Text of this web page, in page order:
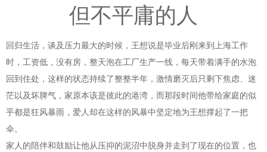
但不平庸的人
回归生活，谈及压力最大的时候，王想说是毕业后刚来到上海工作
时，工资低，没有房，整天泡在工厂生产一线，每天带着满手的水泡
回到住处，这样的状态持续了整整半年，激情磨灭后只剩下焦虑、迷
茫以及坏脾气，家原本该是彼此的港湾，而那段时间他带给家庭的似
乎都是狂风暴雨，爱人却在这样的风暴中坚定地为王想撑起了一把
伞。
家人的陪伴和鼓励让他从压抑的泥沼中脱身并走到了现在的位置，也